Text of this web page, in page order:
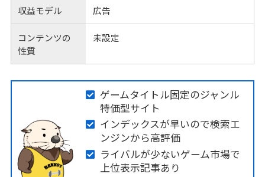
収益モデル 広告
コンテンツの
性質
未設定
ゲームタイトル固定のジャンル
特価型サイト
インデックスが早いので検索エ
ンジンから高評価
ライバルが少ないゲーム市場で
上位表示記事あり